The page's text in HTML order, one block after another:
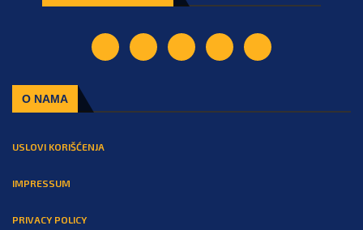
O NAMA
USLOVI KORIŠĆENJA
IMPRESSUM
PRIVACY POLICY